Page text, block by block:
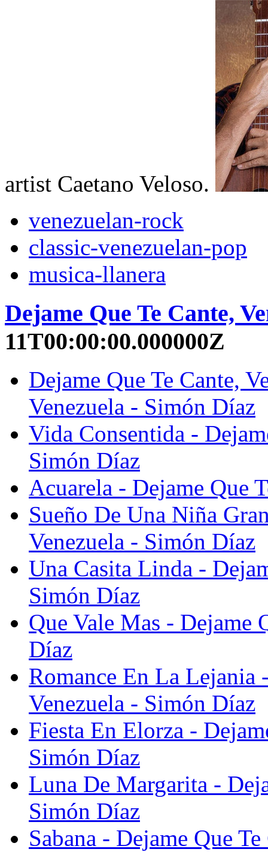
artist Caetano Veloso.
venezuelan-rock
classic-venezuelan-pop
musica-llanera
Dejame Que Te Cante,
11T00:00:00.000000Z
Dejame Que Te Cante,
Venezuela - Simón Díaz
Vida Consentida -
Simón Díaz
Acuarela - Dejame Que
Sueño De Una Niña
Venezuela - Simón Díaz
Una Casita Linda -
Simón Díaz
Que Vale Mas - Dejame
Díaz
Romance En La Lejania
Venezuela - Simón Díaz
Fiesta En Elorza -
Simón Díaz
Luna De Margarita -
Simón Díaz
Sabana - Dejame Que